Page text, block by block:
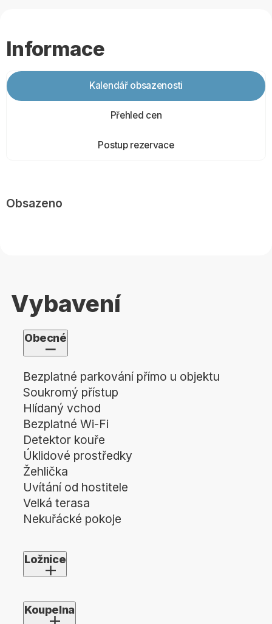
Informace
Kalendář obsazenosti
Přehled cen
Postup rezervace
Obsazeno
Vybavení
Obecné
Bezplatné parkování přímo u objektu
Soukromý přístup
Hlídaný vchod
Bezplatné Wi-Fi
Detektor kouře
Úklidové prostředky
Žehlička
Uvítání od hostitele
Velká terasa
Nekuřácké pokoje
Ložnice
2x jednolůžko (90×200)
Klimatizace
Koupelna